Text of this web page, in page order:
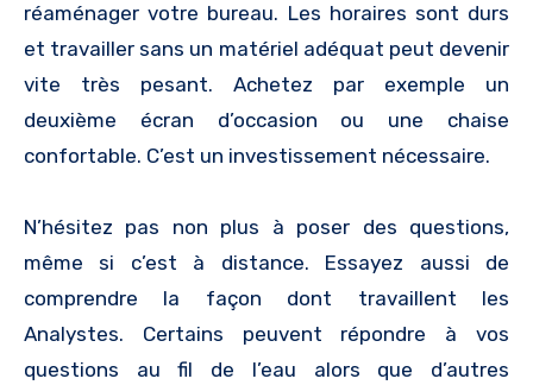
réaménager votre bureau. Les horaires sont durs
et travailler sans un matériel adéquat peut devenir
vite très pesant. Achetez par exemple un
deuxième écran d’occasion ou une chaise
confortable. C’est un investissement nécessaire.
N’hésitez pas non plus à poser des questions,
même si c’est à distance. Essayez aussi de
comprendre la façon dont travaillent les
Analystes. Certains peuvent répondre à vos
questions au fil de l’eau alors que d’autres